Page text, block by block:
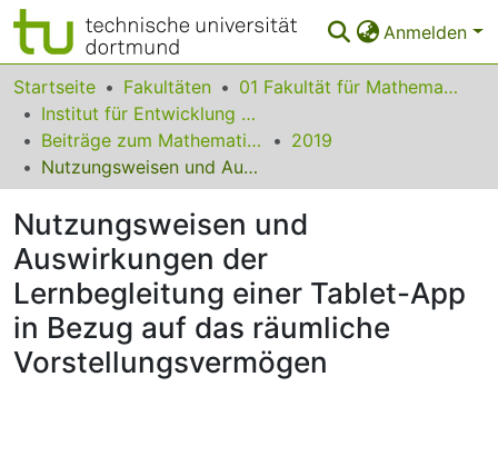
Anmelden
Bereiche & Sammlungen
Das gesamte Repositorium
Statistiken
FAQ
Leitlinien
Zurück zur Startseite
Startseite Fakultäten
01 Fakultät für Mathematik
Institut für Entwicklung und Erforschung des Mathematikunterrichts
Beiträge zum Mathematikunterricht
2019
Nutzungsweisen und Auswirkungen der Lernbegleitung einer Tablet-App in Bezug auf das räumliche Vorstellungsvermögen
Nutzungsweisen und
Auswirkungen der
Lernbegleitung einer Tablet-App
in Bezug auf das räumliche
Vorstellungsvermögen